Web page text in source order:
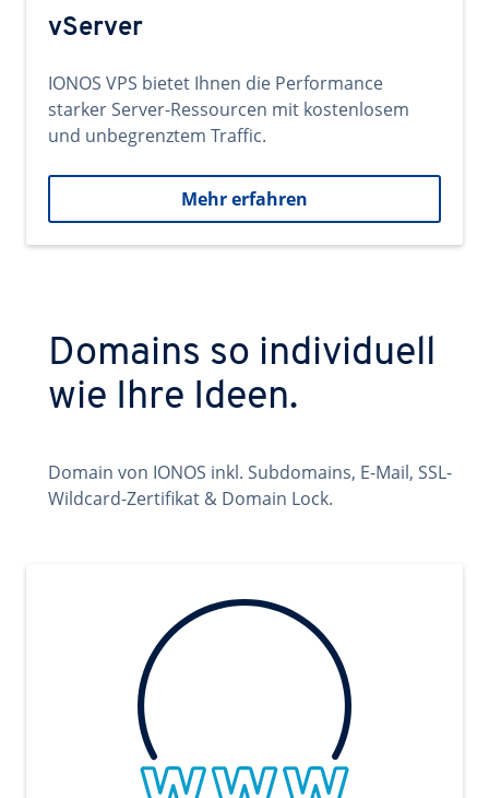
vServer
IONOS VPS bietet Ihnen die Performance
starker Server-Ressourcen mit kostenlosem
und unbegrenztem Traffic.
Mehr erfahren
Domains so individuell
wie Ihre Ideen.
Domain von IONOS inkl. Subdomains, E-Mail, SSL-
Wildcard-Zertifikat & Domain Lock.